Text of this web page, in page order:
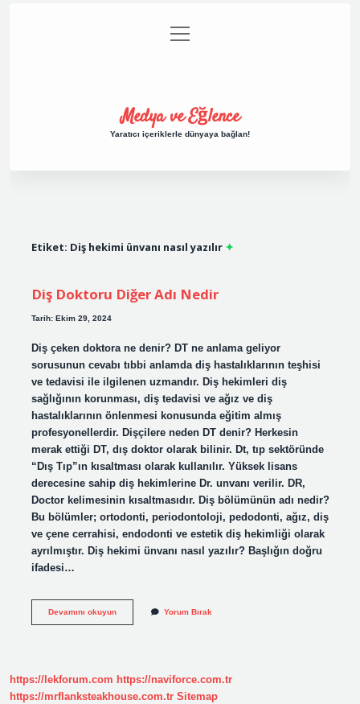
Gizlilik Politikası
menüyü
aç
Medya ve Eğlence
Yaratıcı içeriklerle dünyaya bağlan!
Etiket: Diş hekimi ünvanı nasıl yazılır
Diş Doktoru Diğer Adı Nedir
Tarih: Ekim 29, 2024
Diş çeken doktora ne denir? DT ne anlama geliyor
sorusunun cevabı tıbbi anlamda diş hastalıklarının teşhisi
ve tedavisi ile ilgilenen uzmandır. Diş hekimleri diş
sağlığının korunması, diş tedavisi ve ağız ve diş
hastalıklarının önlenmesi konusunda eğitim almış
profesyonellerdir. Dişçilere neden DT denir? Herkesin
merak ettiği DT, dış doktor olarak bilinir. Dt, tıp sektöründe
“Dış Tıp”ın kısaltması olarak kullanılır. Yüksek lisans
derecesine sahip diş hekimlerine Dr. unvanı verilir. DR,
Doctor kelimesinin kısaltmasıdır. Diş bölümünün adı nedir?
Bu bölümler; ortodonti, periodontoloji, pedodonti, ağız, diş
ve çene cerrahisi, endodonti ve estetik diş hekimliği olarak
ayrılmıştır. Diş hekimi ünvanı nasıl yazılır? Başlığın doğru
ifadesi…
Devamını okuyunDiş
Yorum Bırak
https://lekforum.com https://naviforce.com.tr
https://mrflanksteakhouse.com.tr Sitemap